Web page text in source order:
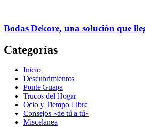
Bodas Dekore, una solución que
Categorías
Inicio
Descubrimientos
Ponte Guapa
Trucos del Hogar
Ocio y Tiempo Libre
Consejos «de tú a tú»
Miscelanea